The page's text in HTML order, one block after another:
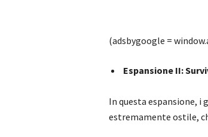
(adsbygoogle =
Espansione II:
In questa espansione, i
estremamente ostile,